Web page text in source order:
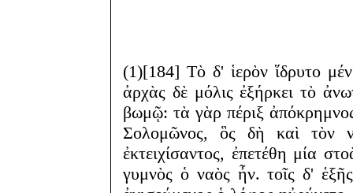
(1)[184] Τὸ δ' ἱερὸν ἵδρυτο
ἀρχὰς δὲ μόλις ἐξήρκει τὸ
βωμῷ: τὰ γὰρ πέριξ
Σολομῶνος, ὃς δὴ καὶ τὸν
ἐκτειχίσαντος, ἐπετέθη μία
γυμνὸς ὁ ναὸς ἦν. τοῖς δ'